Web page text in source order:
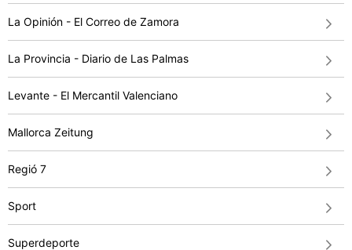
La Opinión - El Correo de Zamora
La Provincia - Diario de Las Palmas
Levante - El Mercantil Valenciano
Mallorca Zeitung
Regió 7
Sport
Superdeporte